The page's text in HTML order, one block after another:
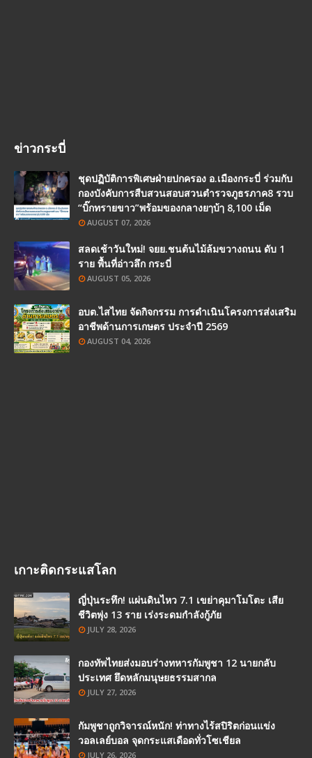
ข่าวกระบี่
ชุดปฏิบัติการพิเศษฝ่ายปกครอง อ.เมืองกระบี่ ร่วมกับ
กองบังคับการสืบสวนสอบสวนตำรวจภูธรภาค8 รวบ
“บิ๊กทรายขาว”พร้อมของกลางยๅบ้ๅ 8,100 เม็ด
AUGUST 07, 2026
สลดเช้าวันใหม่! จยย.ชนต้นไม้ล้มขวางถนน ดับ 1
ราย พื้นที่อ่าวลึก กระบี่
AUGUST 05, 2026
อบต.ไสไทย จัดกิจกรรม การดำเนินโครงการส่งเสริม
อาชีพด้านการเกษตร ประจำปี 2569
AUGUST 04, 2026
เกาะติดกระแสโลก
ญี่ปุ่นระทึก! แผ่นดินไหว 7.1 เขย่าคุมาโมโตะ เสีย
ชีวิตพุ่ง 13 ราย เร่งระดมกำลังกู้ภัย
JULY 28, 2026
กองทัพไทยส่งมอบร่างทหารกัมพูชา 12 นายกลับ
ประเทศ ยึดหลักมนุษยธรรมสากล
JULY 27, 2026
กัมพูชาถูกวิจารณ์หนัก! ท่าทางไร้สปิริตก่อนแข่ง
วอลเลย์บอล จุดกระแสเดือดทั่วโซเชียล
JULY 26, 2026